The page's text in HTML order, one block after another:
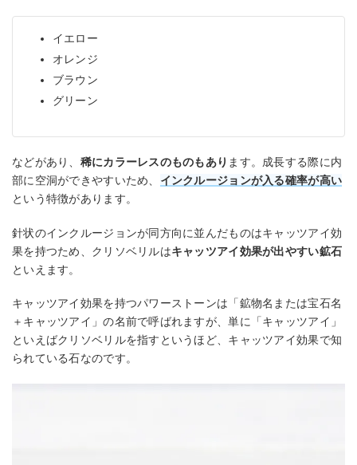
イエロー
オレンジ
ブラウン
グリーン
などがあり、 稀にカラーレスのものもあり ます。成長する際に内
部に空洞ができやすいため、 インクルージョンが入る確率が高い
という特徴があります。
針状のインクルージョンが同方向に並んだものはキャッツアイ効
果を持つため、クリソベリルはキャッツアイ効果が出やすい鉱石
といえます。
キャッツアイ効果を持つパワーストーンは「鉱物名または宝石名
＋キャッツアイ」の名前で呼ばれますが、単に「キャッツアイ」
といえばクリソベリルを指すというほど、キャッツアイ効果で知
られている石なのです。